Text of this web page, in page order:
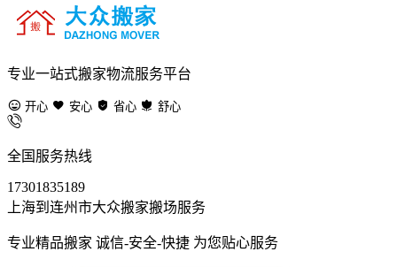
专业一站式搬家物流服务平台
开心 安心 省心 舒心
全国服务热线
17301835189
上海到连州市大众搬家搬场服务
专业精品搬家 诚信-安全-快捷 为您贴心服务